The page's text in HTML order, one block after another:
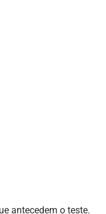
antecedem o teste.